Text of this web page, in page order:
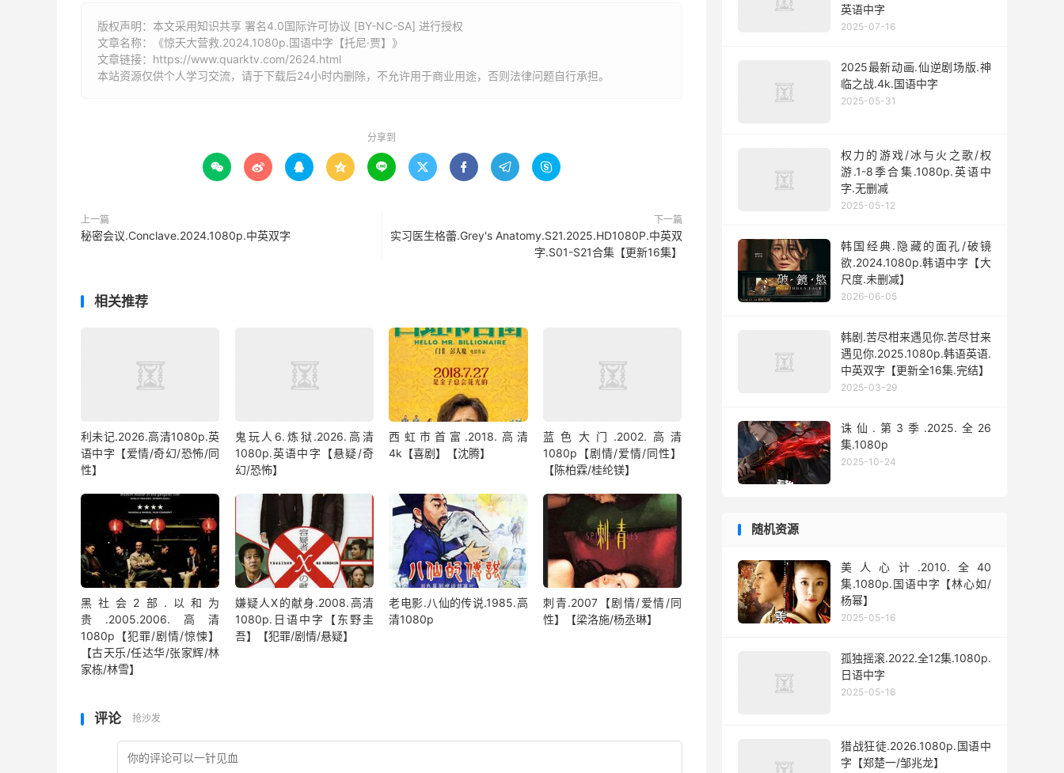
版权声明：本文采用知识共享 署名4.0国际许可协议 [BY-NC-SA] 进行授权
文章名称：《惊天大营救.2024.1080p.国语中字【托尼·贾】》
文章链接： https://www.quarktv.com/2624.html
本站资源仅供个人学习交流，请于下载后24小时内删除，不允许用于商业用途，否则法律问题自行承担。
分享到
        
上一篇
秘密会议.Conclave.2024.1080p.中英双字
下一篇
实习医生格蕾.Grey's Anatomy.S21.2025.HD1080P.中英双
字.S01-S21合集【更新16集】
相关推荐
利未记.2026.高清1080p.英
语中字【爱情/奇幻/恐怖/同
性】
鬼玩人6.炼狱.2026.高清
1080p.英语中字【悬疑/奇
幻/恐怖】
西虹市首富.2018.高清
4k【喜剧】【沈腾】
蓝色大门.2002.高清
1080p【剧情/爱情/同性】
【陈柏霖/桂纶镁】
黑社会2部.以和为
贵.2005.2006.高清
1080p【犯罪/剧情/惊悚】
【古天乐/任达华/张家辉/林
家栋/林雪】
嫌疑人X的献身.2008.高清
1080p.日语中字【东野圭
吾】【犯罪/剧情/悬疑】
老电影.八仙的传说.1985.高
清1080p
刺青.2007【剧情/爱情/同
性】【梁洛施/杨丞琳】
评论 抢沙发
英语中字
2025-07-16
2025最新动画.仙逆剧场版.神
临之战.4k.国语中字
2025-05-31
权力的游戏/冰与火之歌/权
游.1-8季合集.1080p.英语中
字.无删减
2025-05-12
韩国经典.隐藏的面孔/破镜
欲.2024.1080p.韩语中字【大
尺度.未删减】
2026-06-05
韩剧.苦尽柑来遇见你.苦尽甘来
遇见你.2025.1080p.韩语英语.
中英双字【更新全16集.完结】
2025-03-29
诛仙.第3季.2025.全26
集.1080p
2025-10-24
随机资源
美人心计.2010.全40
集.1080p.国语中字【林心如/
杨幂】
2025-05-16
孤独摇滚.2022.全12集.1080p.
日语中字
2025-05-16
猎战狂徒.2026.1080p.国语中
字【郑楚一/邹兆龙】